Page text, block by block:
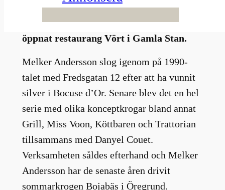
välkommen nyhet. Tillsammans med
bryggmästaren Hans Nyström har han nu
öppnat restaurang Vört i Gamla Stan.
Melker Andersson slog igenom på 1990-
talet med Fredsgatan 12 efter att ha vunnit
silver i Bocuse d’Or. Senare blev det en hel
serie med olika konceptkrogar bland annat
Grill, Miss Voon, Köttbaren och Trattorian
tillsammans med Danyel Couet.
Verksamheten såldes efterhand och Melker
Andersson har de senaste åren drivit
sommarkrogen Bojabäs i Öregrund.